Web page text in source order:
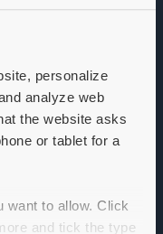
personalize
analyze web
the website asks
or tablet for a
want to allow. Click
and tick the type
att söka. Se